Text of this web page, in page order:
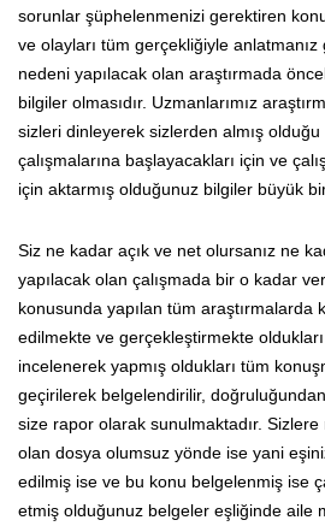
sorunlar şüphelenmenizi gerektiren
ve olayları tüm gerçekliğiyle
nedeni yapılacak olan araştırmada
bilgiler olmasıdır. Uzmanlarımız
sizleri dinleyerek sizlerden almış
çalışmalarına başlayacakları için ve
için aktarmış olduğunuz bilgiler büyük
Siz ne kadar açık ve net olursanız ne
yapılacak olan çalışmada bir o kadar
konusunda yapılan tüm araştırmalarda
edilmekte ve gerçekleştirmekte
incelenerek yapmış oldukları tüm
geçirilerek belgelendirilir,
size rapor olarak sunulmaktadır.
olan dosya olumsuz yönde ise yani
edilmiş ise ve bu konu belgelenmiş ise
etmiş olduğunuz belgeler eşliğinde aile